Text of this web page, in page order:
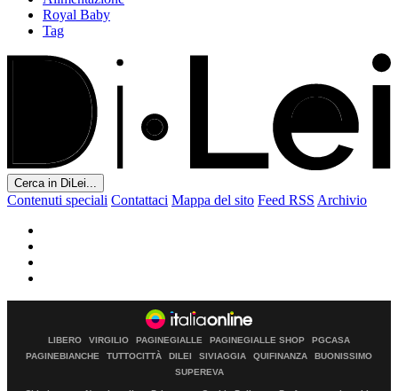
Royal Baby
Tag
Cerca in DiLei...
Contenuti speciali Contattaci Mappa del sito Feed RSS Archivio
LIBERO VIRGILIO PAGINEGIALLE PAGINEGIALLE SHOP
PGCASA
PAGINEBIANCHE
TUTTOCITTÀ DILEI SIVIAGGIA QUIFINANZA
BUONISSIMO
SUPEREVA